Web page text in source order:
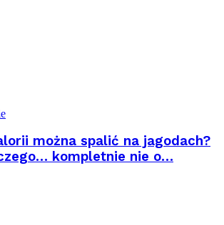
można spalić na jagodach?
kompletnie nie o…